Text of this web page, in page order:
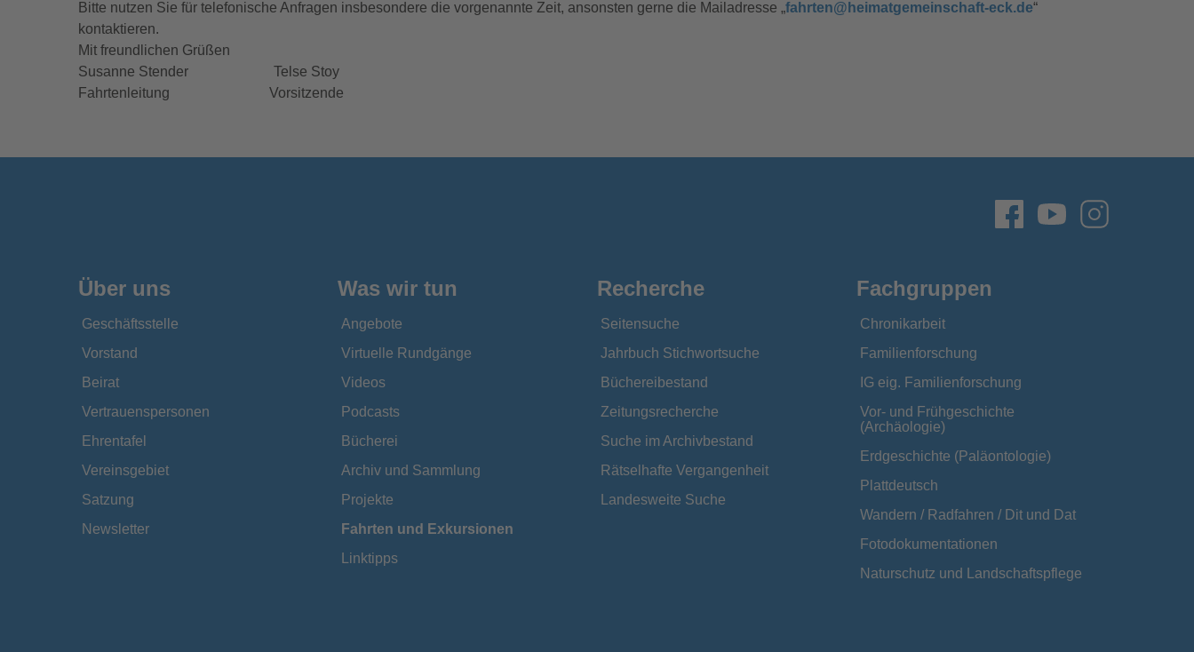
Bitte nutzen Sie für telefonische Anfragen insbesondere die vorgenannte Zeit, ansonsten gerne die Mailadresse „fahrten@heimatgemeinschaft-eck.de“
kontaktieren.
Mit freundlichen Grüßen
Susanne Stender Telse Stoy
Fahrtenleitung Vorsitzende
Über uns
Geschäftsstelle
Vorstand
Beirat
Vertrauenspersonen
Ehrentafel
Vereinsgebiet
Satzung
Newsletter
Was wir tun
Angebote
Virtuelle Rundgänge
Videos
Podcasts
Bücherei
Archiv und Sammlung
Projekte
Fahrten und Exkursionen
Linktipps
Recherche
Seitensuche
Jahrbuch Stichwortsuche
Büchereibestand
Zeitungsrecherche
Suche im Archivbestand
Rätselhafte Vergangenheit
Landesweite Suche
Fachgruppen
Chronikarbeit
Familienforschung
IG eig. Familienforschung
Vor- und Frühgeschichte
(Archäologie)
Erdgeschichte (Paläontologie)
Plattdeutsch
Wandern / Radfahren / Dit und Dat
Fotodokumentationen
Naturschutz und Landschaftspflege